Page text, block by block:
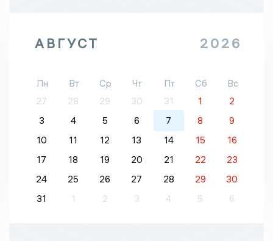
АВГУСТ 2026
Пн Вт Ср Чт Пт Сб
Вс
27
28 29 30 31 1
2
3
4 5 6 7 8
9
10
11 12 13 14 15
16
17
18 19 20 21 22
23
24
25 26 27 28 29
30
31
1 2 3 4 5 6